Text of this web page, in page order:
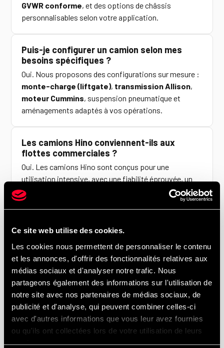
Ce site web utilise des cookies.
Les cookies nous permettent de personnaliser le contenu
et les annonces, d'offrir des fonctionnalités relatives aux
médias sociaux et d'analyser notre trafic. Nous
partageons également des informations sur l'utilisation de
notre site avec nos partenaires de médias sociaux, de
publicité et d'analyse, qui peuvent combiner celles-ci
avec d'autres informations que vous leur avez fournies
ou qu'ils ont collectées lors de votre utilisation de leurs
services.
GVWR conforme, et des options de châssis
personnalisables selon votre application.
Puis-je configurer un camion selon mes
besoins spécifiques ?
Oui. Nous proposons des configurations sur mesure :
monte-charge (liftgate), transmission Allison,
moteur Cummins, suspension pneumatique et
aménagements adaptés à vos opérations.
Les camions Hino conviennent-ils aux
flottes commerciales ?
Oui. Les camions Hino sont conçus pour une
utilisation intensive, avec une fiabilité éprouvée, un
entretien simplifié et une excellente disponibilité sur
la route.
Offrez-vous du financement pour les
camions neufs Hino ?
Oui. Nous proposons dessolutions de
financement flexibleset des options delocation-
vente, adaptées aux entreprises et aux flottes
commerciales.
Puis-je louer un camion Hino ?